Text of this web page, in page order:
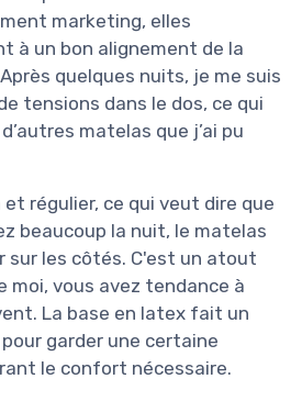
marketing, elles
à un bon alignement de la
quelques nuits, je me suis
tensions dans le dos, ce qui
matelas que j’ai pu
régulier, ce qui veut dire que
beaucoup la nuit, le matelas
sur les côtés. C'est un atout
moi, vous avez tendance à
La base en latex fait un
garder une certaine
le confort nécessaire.